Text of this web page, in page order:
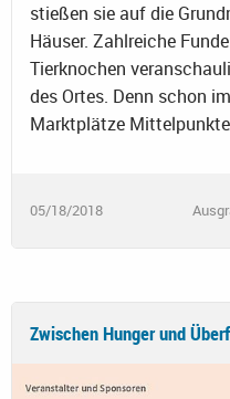
stießen sie auf die
Häuser. Zahlreiche
Tierknochen
des Ortes. Denn schon
Marktplätze
05/18/2018
Zwischen Hunger und